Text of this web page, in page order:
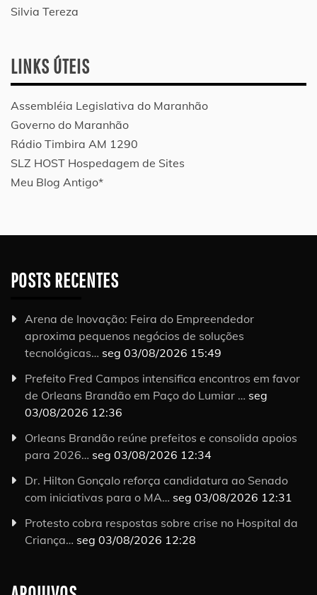
Silvia Tereza
LINKS ÚTEIS
Assembléia Legislativa do Maranhão
Governo do Maranhão
Rádio Timbira AM 1290
SLZ HOST Hospedagem de Sites
Meu Blog Antigo*
POSTS RECENTES
Arena de Inovação: Feira do Empreendedor
aproxima pequenos negócios de soluções
tecnológicas… seg 03/08/2026 15:49
Prefeito Fred Campos intensifica encontros em favor
de Orleans Brandão em Paço do Lumiar … seg
03/08/2026 12:36
Orleans Brandão reúne prefeitos e consolida apoios
para 2026… seg 03/08/2026 12:34
Dr. Hilton Gonçalo reforça candidatura ao Senado
com iniciativas para o MA… seg 03/08/2026 12:31
Protesto cobra respostas sobre crise no Hospital da
Criança… seg 03/08/2026 12:28